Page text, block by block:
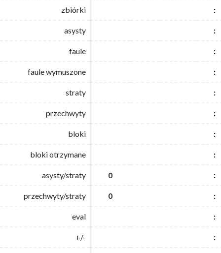
zbiórki :
asysty :
faule :
faule wymuszone :
straty :
przechwyty :
bloki :
bloki otrzymane :
asysty/straty 0 :
przechwyty/straty 0 :
eval :
+/- :
zbiórki :
asysty :
faule :
faule wymuszone :
straty :
przechwyty :
bloki :
bloki otrzymane :
asysty/straty 0 :
przechwyty/straty 0 :
eval :
+/- :